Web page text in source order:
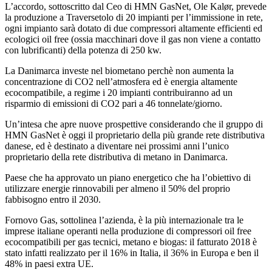
L’accordo, sottoscritto dal Ceo di HMN GasNet, Ole Kalør, prevede
la produzione a Traversetolo di 20 impianti per l’immissione in rete,
ogni impianto sarà dotato di due compressori altamente efficienti ed
ecologici oil free (ossia macchinari dove il gas non viene a contatto
con lubrificanti) della potenza di 250 kw.
La Danimarca investe nel biometano perchè non aumenta la
concentrazione di CO2 nell’atmosfera ed è energia altamente
ecocompatibile, a regime i 20 impianti contribuiranno ad un
risparmio di emissioni di CO2 pari a 46 tonnelate/giorno.
Un’intesa che apre nuove prospettive considerando che il gruppo di
HMN GasNet è oggi il proprietario della più grande rete distributiva
danese, ed è destinato a diventare nei prossimi anni l’unico
proprietario della rete distributiva di metano in Danimarca.
Paese che ha approvato un piano energetico che ha l’obiettivo di
utilizzare energie rinnovabili per almeno il 50% del proprio
fabbisogno entro il 2030.
Fornovo Gas, sottolinea l’azienda, è la più internazionale tra le
imprese italiane operanti nella produzione di compressori oil free
ecocompatibili per gas tecnici, metano e biogas: il fatturato 2018 è
stato infatti realizzato per il 16% in Italia, il 36% in Europa e ben il
48% in paesi extra UE.